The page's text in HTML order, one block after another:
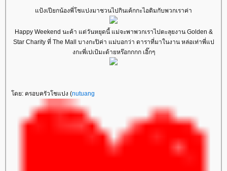
แป้งเปียกน้องพี่โชแปงมาชวนไปกินเค้กกะไอติมกับพวกเราค่า
Happy Weekend นะค้า แต่วันหยุดนี้ แม่จะพาพวกเราไปตะลุยงาน Golden &
Star Charity ที่ The Mall บางกะปิค่า แม่บอกว่า ดาราที่มาในงาน หล่อเท่าพี่แป
งกะพี่เปเป้มะด้ายหร๊อกกกก เอิ๊กๆ
โดย: ครอบครัวโชแปง (nutuang